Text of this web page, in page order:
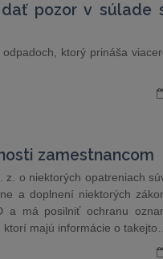
pozor v súlade
ktorý prináša
zamestnancom
z. o niektorých opatreniach
a doplnení niektorých
a má posilniť ochranu
majú informácie o takejto…